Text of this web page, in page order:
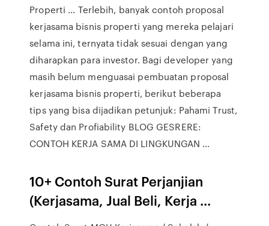
Properti ... Terlebih, banyak contoh proposal
kerjasama bisnis properti yang mereka pelajari
selama ini, ternyata tidak sesuai dengan yang
diharapkan para investor. Bagi developer yang
masih belum menguasai pembuatan proposal
kerjasama bisnis properti, berikut beberapa
tips yang bisa dijadikan petunjuk: Pahami Trust,
Safety dan Profiability BLOG GESRERE:
CONTOH KERJA SAMA DI LINGKUNGAN …
10+ Contoh Surat Perjanjian
(Kerjasama, Jual Beli, Kerja ...